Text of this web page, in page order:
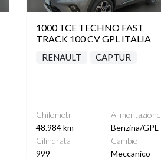
1000 TCE TECHNO FAST
TRACK 100 CV GPL ITALIA
RENAULT CAPTUR
Chilometri
48.984 km
Alimentazione
Benzina/GPL
Cilindrata
999
Cambio
Meccanico